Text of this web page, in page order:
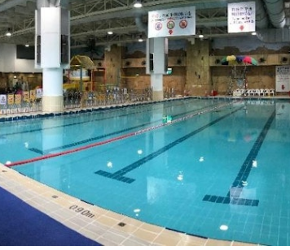
12時至下午1時及下午5時至6時）